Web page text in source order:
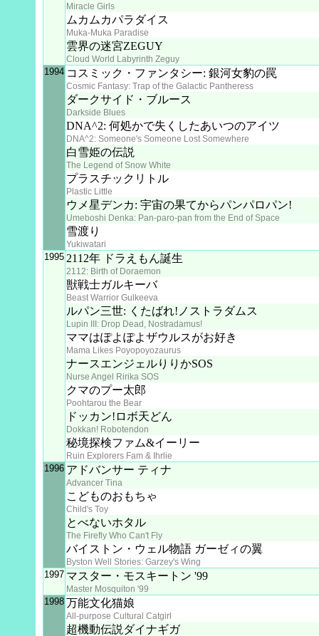
Miracle Girls
ムカムカパラダイス
Muka-Muka Paradise
雲界の迷宮ZEGUY
Cloud World Labyrinth Zeguy
1994 コスミック・ファンタシー: 銀河女豹の罠
Cosmic Fantasy: Trap of the Galactic Pantheress
ダークサイド・ブルース
Darkside Blues
DNA^2: 何処かで失くしたあいつのアイツ
DNA^2: Someone's Someone Lost Somewhere
白雪姫の伝説
The Legend of Snow White
プラスチックリトル
Plastic Little
ウメ星デンカ: 宇宙の果てからパンパロパン!
Umeboshi Denka: Pan-paro-pan from the End of Space
雪渡り
Yukiwatari
1995 2112年 ドラえもん誕生
2112: Birth of Doraemon
獣戦士ガルキーバ
Beast Warrior Gulkeeva
ルパン三世: くたばれ!ノストラダムス
Lupin III: Drop Dead, Nostradamus!
ママはぽよぽよザウルスがお好き
Mama Likes Poyopoyozaurus
ナースエンジェルりりかSOS
Nurse Angel Ririka SOS
クマのプー太郎
Poohtarou the Bear
ドッカン!ロボ天どん
Dokkan! Robotendon
秘境探検ファム&イーリー
Ruin Explorers Fam & Ihrlie
1996 アドバンサー ティナ
Advancer Tina
こどものおもちゃ
Child's Toy
とべないホタル
The Firefly Who Can't Fly
バイストン・ウェル物語 ガーゼィの翼
Byston Well Stories: Garzey's Wing
1997 マスター・モスキートン '99
Master Mosquiton '99
1998 万能文化猫娘
All-purpose Cultural Catgirl
超機動伝説ダイナギガ